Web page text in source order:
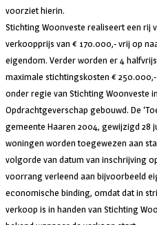
voorziet hierin.
Stichting Woonveste realiseert een rij
verkoopprijs van € 170.000,- vrij op
eigendom. Verder worden er 4
maximale stichtingskosten €
onder regie van Stichting Woonveste
Opdrachtgeverschap gebouwd. De
gemeente Haaren 2004, gewijzigd 28
woningen worden toegewezen aan
volgorde van datum van inschrijving
voorrang verleend aan bijvoorbeeld
economische binding, omdat dat in
verkoop is in handen van Stichting